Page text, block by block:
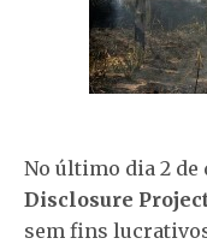
No último dia 2 de
Disclosure
sem fins